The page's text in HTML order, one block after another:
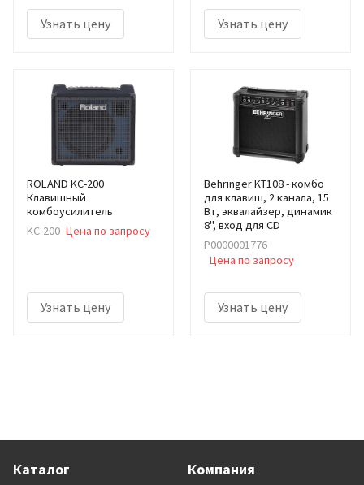
Узнать цену Узнать цену
ROLAND KC-200
Клавишный
комбоусилитель
KC-200 Цена по запросу
Узнать цену
Behringer KT108 - комбо
для клавиш, 2 канала, 15
Вт, эквалайзер, динамик
8", вход для CD
Р0000001776
Цена по запросу
Узнать цену
Каталог Компания